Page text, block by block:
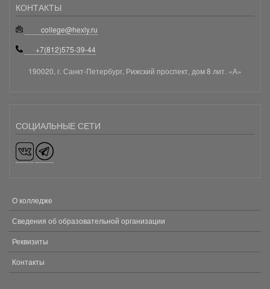
КОНТАКТЫ
college@hexly.ru
+7(812)575-39-44
190020, г. Санкт-Петербург, Рижский проспект, дом 8 лит. «А»
СОЦИАЛЬНЫЕ СЕТИ
МЕНЮ
В
ПОДВАЛЕ
О колледже
Сведения об образовательной организации
Реквизиты
Контакты